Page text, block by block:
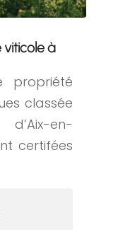
à
propriété
classée
en-
certifées